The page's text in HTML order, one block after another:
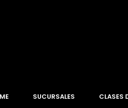
SUCURSALES CLASES